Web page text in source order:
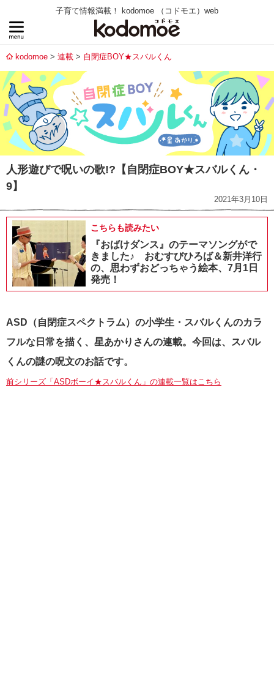
子育て情報満載！ kodomoe （コドモエ）web
kodomoe 連載 自閉症BOY★スバルくん
人形遊びで呪いの歌!?【自閉症BOY★スバルくん・
9】
2021年3月10日
こちらも読みたい
『おばけダンス』のテーマソングがで
きました♪ おむすびひろば＆新井洋行
の、思わずおどっちゃう絵本、7月1日
発売！
ASD（自閉症スペクトラム）の小学生・スバルくんのカラ
フルな日常を描く、星あかりさんの連載。今回は、スバル
くんの謎の呪文のお話です。
前シリーズ「ASDボーイ★スバルくん」の連載一覧はこちら